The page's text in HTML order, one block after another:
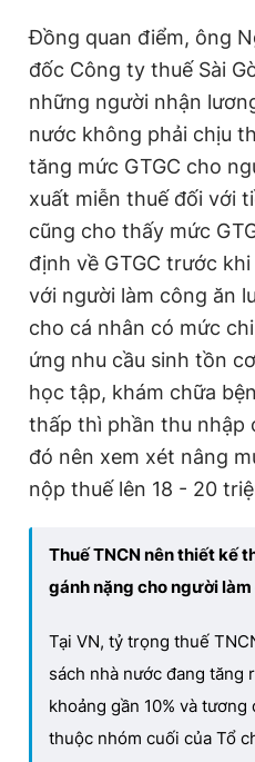
Đồng quan điểm, ông
đốc Công ty thuế Sài
những người nhận
nước không phải chịu
tăng mức GTGC cho
xuất miễn thuế đối với
cũng cho thấy mức
định về GTGC trước
với người làm công ăn
cho cá nhân có mức
ứng nhu cầu sinh tồn
học tập, khám chữa
thấp thì phần thu nhập
đó nên xem xét nâng
nộp thuế lên 18 - 20
Thuế TNCN nên thiết kế
gánh nặng cho người
Tại VN, tỷ trọng thuế
sách nhà nước đang tăng
khoảng gần 10% và
thuộc nhóm cuối của Tổ